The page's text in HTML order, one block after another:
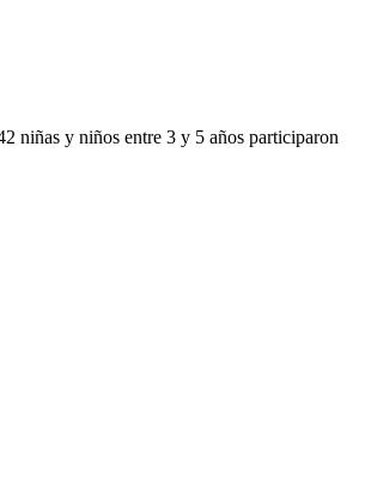
niñas y niños entre 3 y 5 años participaron